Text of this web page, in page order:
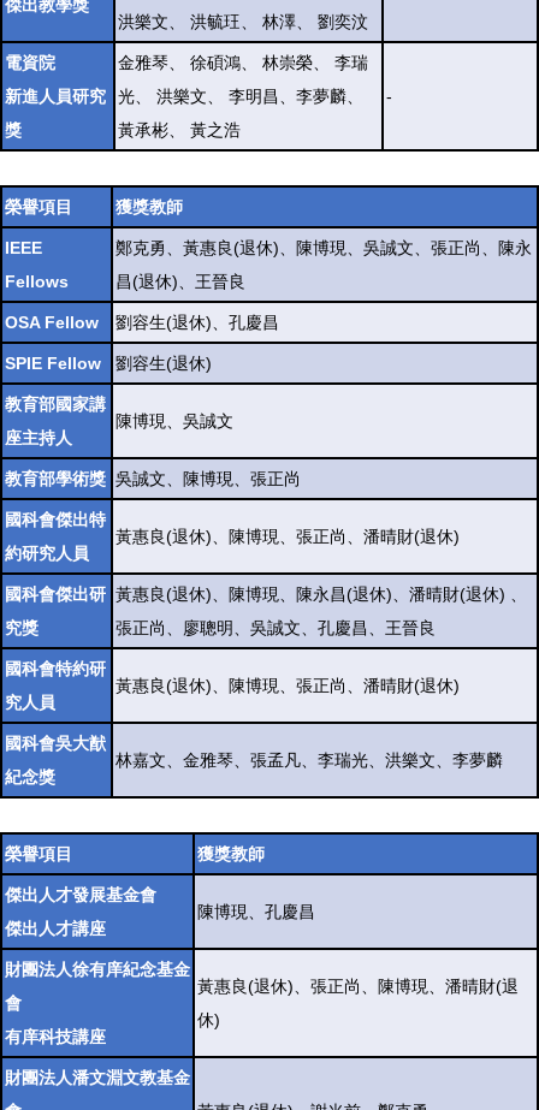
傑出教學獎
洪樂文、 洪毓玨、 林澤、 劉奕汶
電資院
新進人員研究
獎
金雅琴、 徐碩鴻、 林崇榮、 李瑞
光、 洪樂文、 李明昌、李夢麟、
黃承彬、 黃之浩
-
榮譽項目 獲獎教師
IEEE
Fellows
鄭克勇、黃惠良(退休)、陳博現、吳誠文、張正尚、陳永
昌(退休)、王晉良
OSA Fellow 劉容生(退休)、孔慶昌
SPIE Fellow 劉容生(退休)
教育部國家講
座主持人
陳博現、吳誠文
教育部學術獎 吳誠文、陳博現、張正尚
國科會傑出特
約研究人員
黃惠良(退休)、陳博現、張正尚、潘晴財(退休)
國科會傑出研
究獎
黃惠良(退休)、陳博現、陳永昌(退休)、潘晴財(退休) 、
張正尚、廖聰明、吳誠文、孔慶昌、王晉良
國科會特約研
究人員
黃惠良(退休)、陳博現、張正尚、潘晴財(退休)
國科會吳大猷
紀念獎
林嘉文、金雅琴、張孟凡、李瑞光、洪樂文、李夢麟
榮譽項目 獲獎教師
傑出人才發展基金會
傑出人才講座
陳博現、孔慶昌
財團法人徐有庠紀念基金
會
有庠科技講座
黃惠良(退休)、張正尚、陳博現、潘晴財(退
休)
財團法人潘文淵文教基金